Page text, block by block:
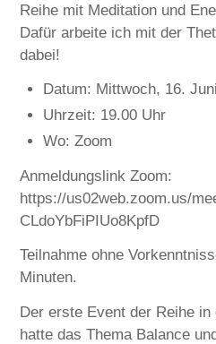
Reihe mit Meditation und
Dafür arbeite ich mit der
dabei!
Datum: Mittwoch, 16.
Uhrzeit: 19.00 Uhr
Wo: Zoom
Anmeldungslink Zoom:
https://us02web.zoom.us/
CLdoYbFiPIUo8KpfD
Teilnahme ohne
Minuten.
Der erste Event der Reihe
hatte das Thema Balance